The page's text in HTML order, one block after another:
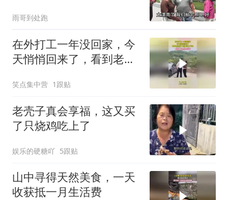
雨哥到处跑
在外打工一年没回家，今
天悄悄回来了，看到老婆
笑点集中营 1跟贴
老壳子真会享福，这又买
了只烧鸡吃上了
娱乐的硬糖吖 5跟贴
山中寻得天然美食，一天
收获抵一月生活费